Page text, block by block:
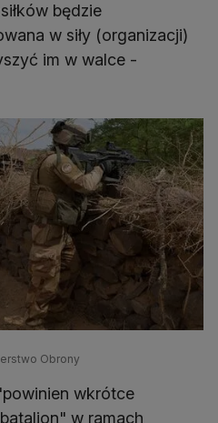
będzie
w siły (organizacji)
im w walce -
Obrony
wkrótce
w ramach